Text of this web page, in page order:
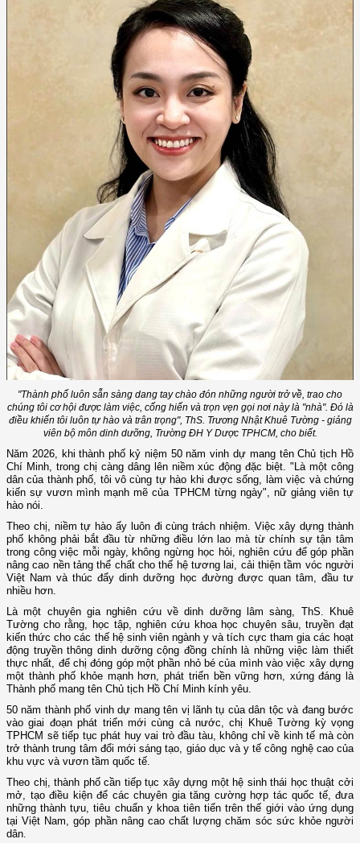
"Thành phố luôn sẵn sàng dang tay chào đón những người trở về, trao cho
chúng tôi cơ hội được làm việc, cống hiến và trọn vẹn gọi nơi này là "nhà". Đó là
điều khiến tôi luôn tự hào và trân trọng", ThS. Trương Nhật Khuê Tường - giảng
viên bộ môn dinh dưỡng, Trường ĐH Y Dược TPHCM, cho biết.
Năm 2026, khi thành phố kỷ niệm 50 năm vinh dự mang tên Chủ tịch Hồ
Chí Minh, trong chị càng dâng lên niềm xúc động đặc biệt. "Là một công
dân của thành phố, tôi vô cùng tự hào khi được sống, làm việc và chứng
kiến sự vươn mình mạnh mẽ của TPHCM từng ngày", nữ giảng viên tự
hào nói.
Theo chị, niềm tự hào ấy luôn đi cùng trách nhiệm. Việc xây dựng thành
phố không phải bắt đầu từ những điều lớn lao mà từ chính sự tận tâm
trong công việc mỗi ngày, không ngừng học hỏi, nghiên cứu để góp phần
nâng cao nền tảng thể chất cho thế hệ tương lai, cải thiện tầm vóc người
Việt Nam và thúc đẩy dinh dưỡng học đường được quan tâm, đầu tư
nhiều hơn.
Là một chuyên gia nghiên cứu về dinh dưỡng lâm sàng, ThS. Khuê
Tường cho rằng, học tập, nghiên cứu khoa học chuyên sâu, truyền đạt
kiến thức cho các thế hệ sinh viên ngành y và tích cực tham gia các hoạt
động truyền thông dinh dưỡng cộng đồng chính là những việc làm thiết
thực nhất, để chị đóng góp một phần nhỏ bé của mình vào việc xây dựng
một thành phố khỏe mạnh hơn, phát triển bền vững hơn, xứng đáng là
Thành phố mang tên Chủ tịch Hồ Chí Minh kính yêu.
50 năm thành phố vinh dự mang tên vị lãnh tụ của dân tộc và đang bước
vào giai đoạn phát triển mới cùng cả nước, chị Khuê Tường kỳ vọng
TPHCM sẽ tiếp tục phát huy vai trò đầu tàu, không chỉ về kinh tế mà còn
trở thành trung tâm đổi mới sáng tạo, giáo dục và y tế công nghệ cao của
khu vực và vươn tầm quốc tế.
Theo chị, thành phố cần tiếp tục xây dựng một hệ sinh thái học thuật cởi
mở, tạo điều kiện để các chuyên gia tăng cường hợp tác quốc tế, đưa
những thành tựu, tiêu chuẩn y khoa tiên tiến trên thế giới vào ứng dụng
tại Việt Nam, góp phần nâng cao chất lượng chăm sóc sức khỏe người
dân.